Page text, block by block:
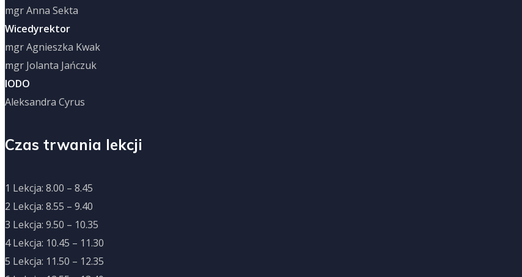
mgr Anna Sekta
Wicedyrektor
mgr Agnieszka Kwak
mgr Jolanta Jańczuk
IODO
Aleksandra Cyrus
Czas trwania lekcji
1 Lekcja: 8.00 – 8.45
2 Lekcja: 8.55 – 9.40
3 Lekcja: 9.50 – 10.35
4 Lekcja: 10.45 – 11.30
5 Lekcja: 11.50 – 12.35